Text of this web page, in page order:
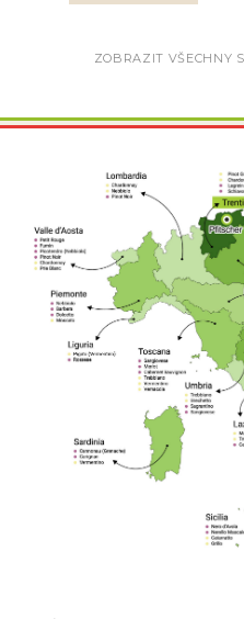
ZOBRAZIT VŠECHNY